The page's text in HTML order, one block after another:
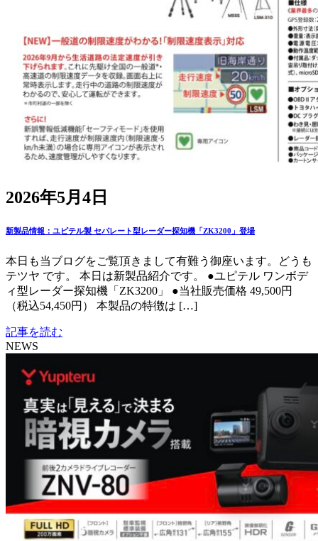
2026年5月4日
新製品情報：ユピテル製 セパレート型レーダー探知機「ZK3200」登場
本日も当ブログをご覧頂きまして有難う御座います。どうも
テツヤ です。 本日は新製品紹介です。 ●ユピテル ワンボデ
ィ型レーダー探知機「ZK3200」 ●当社販売価格 49,500円
（税込54,450円） 本製品の特徴は […]
記事を読む
NEWS